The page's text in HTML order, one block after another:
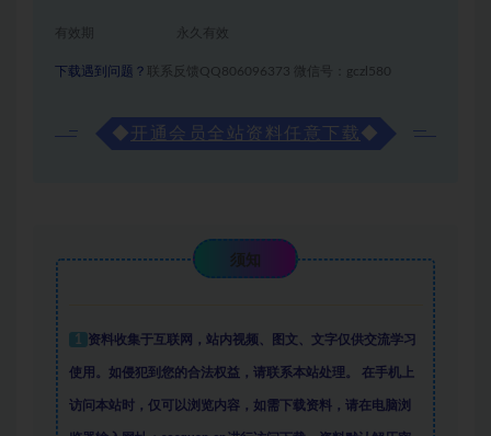
有效期 永久有效
下载遇到问题？ 联系反馈QQ806096373 微信号：gczl580
◆ 开通会员全站资料任意下载◆
须知
1 资料收集于互联网 ， 站内视频、图文、文字仅供交流学习
使用。如侵犯到您的合法权益，请联系本站处理。 在手机上
访问本站时，仅可以浏览内容，如需下载资料，请在电脑浏